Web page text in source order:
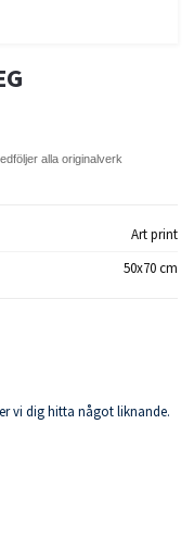
alla originalverk
Art print
50x70 cm
vi dig hitta något liknande.